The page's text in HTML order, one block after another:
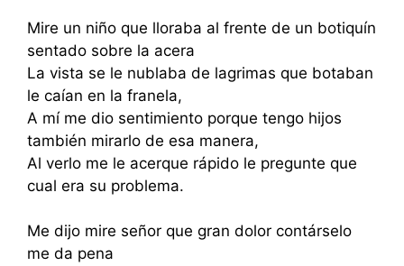
Mire un niño que lloraba al frente de un botiquín
sentado sobre la acera
La vista se le nublaba de lagrimas que botaban
le caían en la franela,
A mí me dio sentimiento porque tengo hijos
también mirarlo de esa manera,
Al verlo me le acerque rápido le pregunte que
cual era su problema.
Me dijo mire señor que gran dolor contárselo
me da pena